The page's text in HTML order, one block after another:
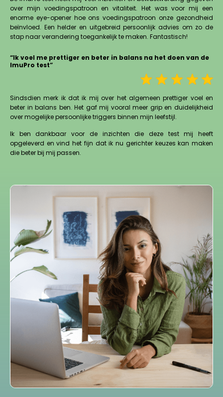
over mijn voedingspatroon en vitaliteit. Het was voor mij een
enorme eye-opener hoe ons voedingspatroon onze gezondheid
beïnvloed. Een helder en uitgebreid persoonlijk advies om zo de
stap naar verandering toegankelijk te maken. Fantastisch!
“Ik voel me prettiger en beter in balans na het doen van de
ImuPro test”
Sindsdien merk ik dat ik mij over het algemeen prettiger voel en
beter in balans ben. Het gaf mij vooral meer grip en duidelijkheid
over mogelijke persoonlijke triggers binnen mijn leefstijl.
Ik ben dankbaar voor de inzichten die deze test mij heeft
opgeleverd en vind het fijn dat ik nu gerichter keuzes kan maken
die beter bij mij passen.